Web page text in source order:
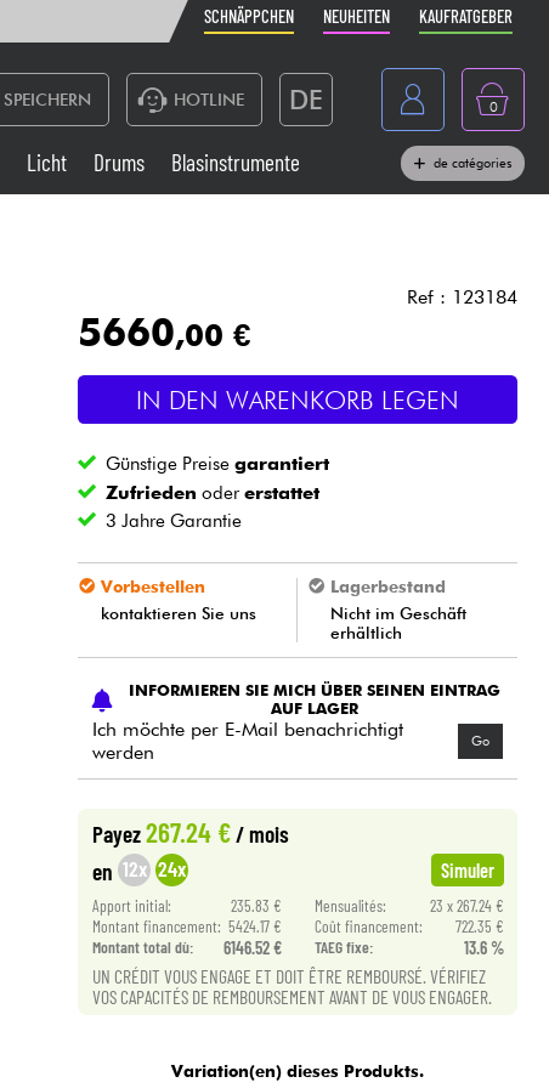
SCHNÄPPCHEN NEUHEITEN KAUFRATGEBER
SPEICHERN HOTLINE DE
Belgique
Nederland
0
Live-Sound
Blasinstrumente
Kabel & Zubehöre
Licht Drums Blasinstrumente de catégories
Ref : 123184
5660,00 €
IN DEN WARENKORB LEGEN
Günstige Preisegarantiert
Zufrieden odererstattet
3 Jahre Garantie
Vorbestellen
kontaktieren Sie uns
Lagerbestand
Nicht im Geschäft
erhältlich
INFORMIEREN SIE MICH ÜBER SEINEN EINTRAG
AUF LAGER
Ich möchte per E-Mail benachrichtigt
werden
Go
Payez267.24 €/ mois
en 12x 24x Simuler
Apport initial: 235.83 € Mensualités:
23 x 267.24 €
Montant financement: 5424.17 € Coût financement:
722.35 €
Montant total dù:
6146.52 € TAEG fixe: 13.6 %
UN CRÉDIT VOUS ENGAGE ET DOIT ÊTRE REMBOURSÉ. VÉRIFIEZ
VOS CAPACITÉS DE REMBOURSEMENT AVANT DE VOUS ENGAGER.
Variation(en) dieses Produkts.